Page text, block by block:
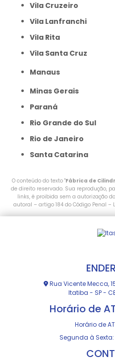
Vila Cruzeiro
Vila Lanfranchi
Vila Rita
Vila Santa Cruz
Manaus
Minas Gerais
Paraná
Rio Grande do Sul
Rio de Janeiro
Santa Catarina
O conteúdo do texto "Fábrica de
de direito reservado. Sua reprodução,
links, é proibida sem a autorização
autoral – artigo 184 do Código Penal –
Rua Vicente Mecca,
Itatiba - SP -
Horário de
Horário de
Segunda à